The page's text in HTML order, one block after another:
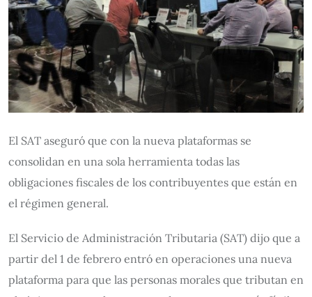
El SAT aseguró que con la nueva plataformas se
consolidan en una sola herramienta todas las
obligaciones fiscales de los contribuyentes que están en
el régimen general.
El Servicio de Administración Tributaria (SAT) dijo que a
partir del 1 de febrero entró en operaciones una nueva
plataforma para que las personas morales que tributan en